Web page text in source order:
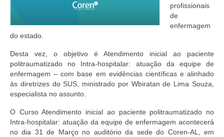
Responsabilidade Técnica
Legislações
Decisões
Portarias
Resoluções
Desagravo Público
Processos Éticos
profissionais
de
enfermagem
do estado.
Desta vez, o objetivo é Atendimento inicial ao paciente
politraumatizado no Intra-hospitalar: atuação da equipe de
enfermagem – com base em evidências científicas e alinhado
às diretrizes do SUS, ministrado por Wbiratan de Lima Souza,
especialista no assunto.
O Curso Atendimento inicial ao paciente politraumatizado no
Intra-hospitalar: atuação da equipe de enfermagem acontecerá
no dia 31 de Março no auditório da sede do Coren-AL, em